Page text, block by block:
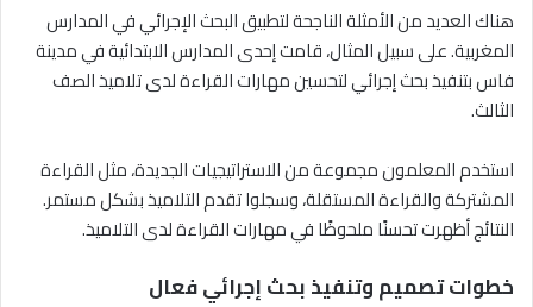
هناك العديد من الأمثلة الناجحة لتطبيق البحث الإجرائي في المدارس
المغربية. على سبيل المثال، قامت إحدى المدارس الابتدائية في مدينة
فاس بتنفيذ بحث إجرائي لتحسين مهارات القراءة لدى تلاميذ الصف
الثالث.
استخدم المعلمون مجموعة من الاستراتيجيات الجديدة، مثل القراءة
المشتركة والقراءة المستقلة، وسجلوا تقدم التلاميذ بشكل مستمر.
النتائج أظهرت تحسنًا ملحوظًا في مهارات القراءة لدى التلاميذ.
خطوات تصميم وتنفيذ بحث إجرائي فعال